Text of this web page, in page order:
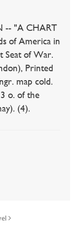
-- "A CHART
of America in
Seat of War.
Printed
map cold.
o. of the
(4).